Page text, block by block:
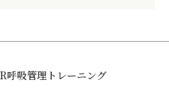
呼吸管理トレーニング